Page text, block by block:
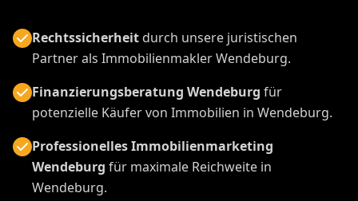
Rechtssicherheitdurch unsere juristischen
Partner als Immobilienmakler Wendeburg.
Finanzierungsberatung Wendeburg für
potenzielle Käufer von Immobilien in Wendeburg.
Professionelles Immobilienmarketing
Wendeburg für maximale Reichweite in
Wendeburg.